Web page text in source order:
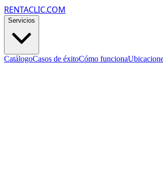
RENTACLIC.COM
Servicios
CatálogoCasos de éxitoCómo funciona